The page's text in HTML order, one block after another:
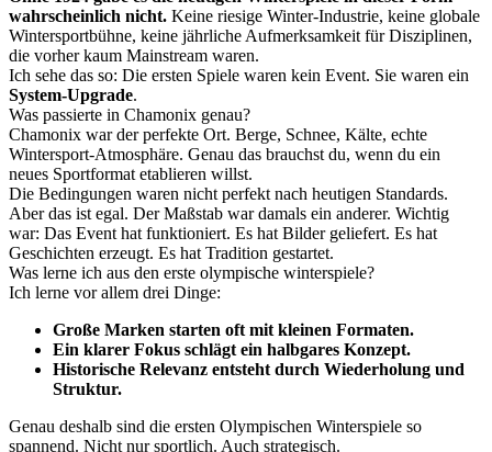
wahrscheinlich nicht. Keine riesige Winter-Industrie, keine globale
Wintersportbühne, keine jährliche Aufmerksamkeit für Disziplinen,
die vorher kaum Mainstream waren.
Ich sehe das so: Die ersten Spiele waren kein Event. Sie waren ein
System-Upgrade.
Was passierte in Chamonix genau?
Chamonix war der perfekte Ort. Berge, Schnee, Kälte, echte
Wintersport-Atmosphäre. Genau das brauchst du, wenn du ein
neues Sportformat etablieren willst.
Die Bedingungen waren nicht perfekt nach heutigen Standards.
Aber das ist egal. Der Maßstab war damals ein anderer. Wichtig
war: Das Event hat funktioniert. Es hat Bilder geliefert. Es hat
Geschichten erzeugt. Es hat Tradition gestartet.
Was lerne ich aus den erste olympische winterspiele?
Ich lerne vor allem drei Dinge:
Große Marken starten oft mit kleinen Formaten.
Ein klarer Fokus schlägt ein halbgares Konzept.
Historische Relevanz entsteht durch Wiederholung und
Struktur.
Genau deshalb sind die ersten Olympischen Winterspiele so
spannend. Nicht nur sportlich. Auch strategisch.